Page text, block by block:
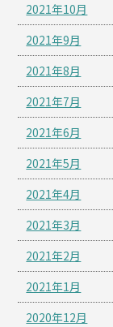
2021年10月
2021年9月
2021年8月
2021年7月
2021年6月
2021年5月
2021年4月
2021年3月
2021年2月
2021年1月
2020年12月